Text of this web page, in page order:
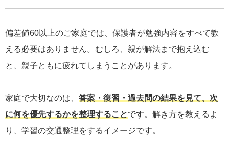
偏差値60以上のご家庭では、保護者が勉強内容をすべて教
える必要はありません。むしろ、親が解法まで抱え込む
と、親子ともに疲れてしまうことがあります。
家庭で大切なのは、 答案・復習・過去問の結果を見て、次
に何を優先するかを整理することです。解き方を教えるよ
り、学習の交通整理をするイメージです。